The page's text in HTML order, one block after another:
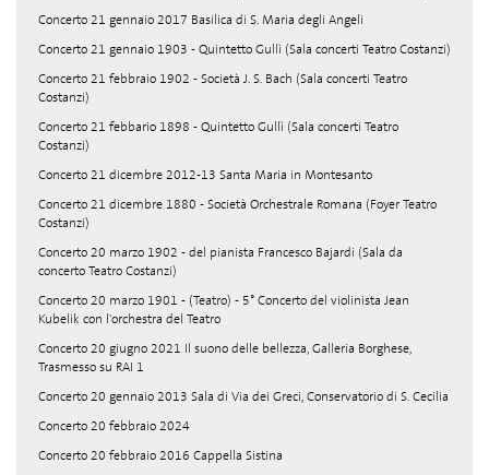
Concerto 21 gennaio 2017 Basilica di S. Maria degli Angeli
Concerto 21 gennaio 1903 - Quintetto Gullì (Sala concerti Teatro Costanzi)
Concerto 21 febbraio 1902 - Società J. S. Bach (Sala concerti Teatro
Costanzi)
Concerto 21 febbario 1898 - Quintetto Gullì (Sala concerti Teatro
Costanzi)
Concerto 21 dicembre 2012-13 Santa Maria in Montesanto
Concerto 21 dicembre 1880 - Società Orchestrale Romana (Foyer Teatro
Costanzi)
Concerto 20 marzo 1902 - del pianista Francesco Bajardi (Sala da
concerto Teatro Costanzi)
Concerto 20 marzo 1901 - (Teatro) - 5° Concerto del violinista Jean
Kubelik con l'orchestra del Teatro
Concerto 20 giugno 2021 Il suono delle bellezza, Galleria Borghese,
Trasmesso su RAI 1
Concerto 20 gennaio 2013 Sala di Via dei Greci, Conservatorio di S. Cecilia
Concerto 20 febbraio 2024
Concerto 20 febbraio 2016 Cappella Sistina